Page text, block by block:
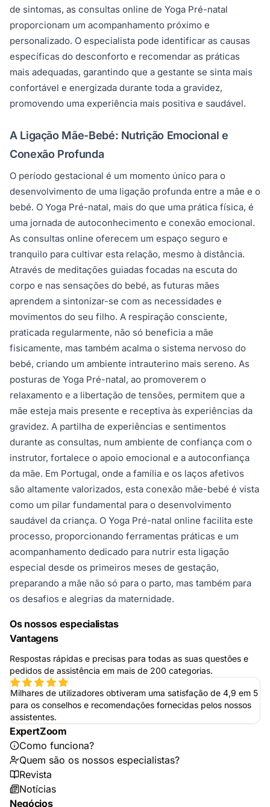
de sintomas, as consultas online de Yoga Pré-natal
proporcionam um acompanhamento próximo e
personalizado. O especialista pode identificar as causas
específicas do desconforto e recomendar as práticas
mais adequadas, garantindo que a gestante se sinta mais
confortável e energizada durante toda a gravidez,
promovendo uma experiência mais positiva e saudável.
A Ligação Mãe-Bebé: Nutrição Emocional e
Conexão Profunda
O período gestacional é um momento único para o
desenvolvimento de uma ligação profunda entre a mãe e o
bebé. O Yoga Pré-natal, mais do que uma prática física, é
uma jornada de autoconhecimento e conexão emocional.
As consultas online oferecem um espaço seguro e
tranquilo para cultivar esta relação, mesmo à distância.
Através de meditações guiadas focadas na escuta do
corpo e nas sensações do bebé, as futuras mães
aprendem a sintonizar-se com as necessidades e
movimentos do seu filho. A respiração consciente,
praticada regularmente, não só beneficia a mãe
fisicamente, mas também acalma o sistema nervoso do
bebé, criando um ambiente intrauterino mais sereno. As
posturas de Yoga Pré-natal, ao promoverem o
relaxamento e a libertação de tensões, permitem que a
mãe esteja mais presente e receptiva às experiências da
gravidez. A partilha de experiências e sentimentos
durante as consultas, num ambiente de confiança com o
instrutor, fortalece o apoio emocional e a autoconfiança
da mãe. Em Portugal, onde a família e os laços afetivos
são altamente valorizados, esta conexão mãe-bebé é vista
como um pilar fundamental para o desenvolvimento
saudável da criança. O Yoga Pré-natal online facilita este
processo, proporcionando ferramentas práticas e um
acompanhamento dedicado para nutrir esta ligação
especial desde os primeiros meses de gestação,
preparando a mãe não só para o parto, mas também para
os desafios e alegrias da maternidade.
Os nossos especialistas
Vantagens
Respostas rápidas e precisas para todas as suas questões e
pedidos de assistência em mais de 200 categorias.
Milhares de utilizadores obtiveram uma satisfação de 4,9 em 5
para os conselhos e recomendações fornecidas pelos nossos
assistentes.
ExpertZoom
Como funciona?
Quem são os nossos especialistas?
Revista
Notícias
Negócios